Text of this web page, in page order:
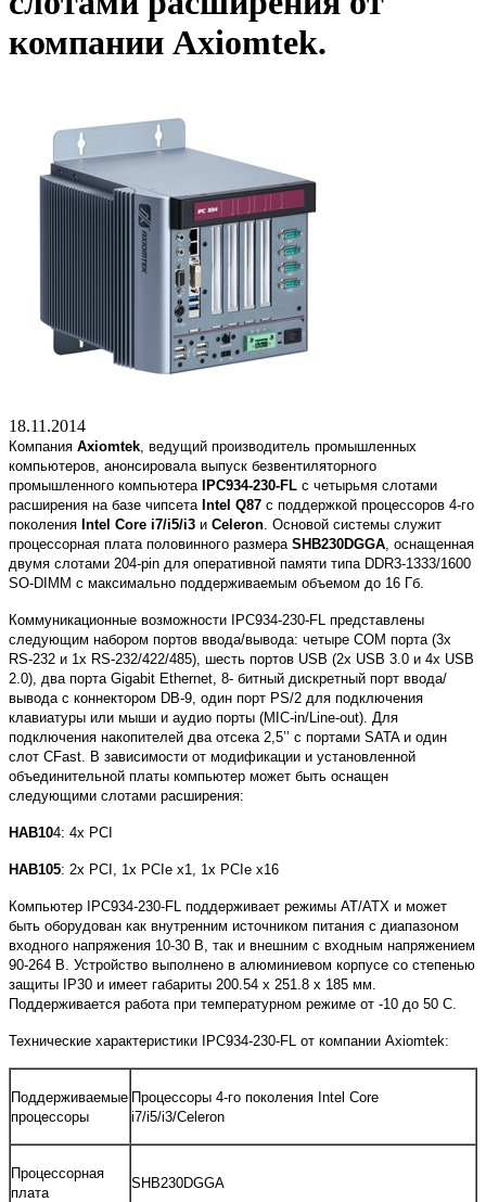
компании Axiomtek.
18.11.2014
Компания Axiomtek , ведущий производитель промышленных
компьютеров, анонсировала выпуск безвентиляторного
промышленного компьютера
IPC934-230-FL с четырьмя слотами
расширения на базе чипсета Intel Q87 с поддержкой процессоров 4-го
поколения Intel Core i7/i5/i3 и Celeron . Основой системы служит
процессорная плата половинного размера SHB230DGGA , оснащенная
двумя слотами 204-pin для оперативной памяти типа DDR3-1333/1600
SO-DIMM с максимально поддерживаемым объемом до 16 Гб.
Коммуникационные возможности IPC934-230-FL представлены
следующим набором портов ввода/вывода: четыре COM порта (3х
RS-232 и 1х RS-232/422/485), шесть портов USB (2x USB 3.0 и 4х USB
2.0), два порта Gigabit Ethernet, 8- битный дискретный порт ввода/
вывода с коннектором DB-9, один порт PS/2 для подключения
клавиатуры или мыши и аудио порты (MIC-in/Line-out). Для
подключения накопителей два отсека 2,5’’ с портами SATA и один
слот CFast. В зависимости от модификации и установленной
объединительной платы компьютер может быть оснащен
следующими слотами расширения:
HAB104: 4x PCI
HAB105: 2x PCI, 1x PCIe x1, 1x PCIe x16
Компьютер IPC934-230-FL поддерживает режимы AT/ATX и может
быть оборудован как внутренним источником питания с диапазоном
входного напряжения 10-30 В, так и внешним с входным напряжением
90-264 В. Устройство выполнено в алюминиевом корпусе со степенью
защиты IP30 и имеет габариты 200.54 x 251.8 x 185 мм
Поддерживается работа при температурном режиме от -10 до 50 С.
Технические характеристики IPC934-230-FL от компании Axiomtek:
Поддерживаемые
процессоры
Процессоры 4-го поколения Intel Core
i7/i5/i3/Celeron
Процессорная
плата
SHB230DGGA